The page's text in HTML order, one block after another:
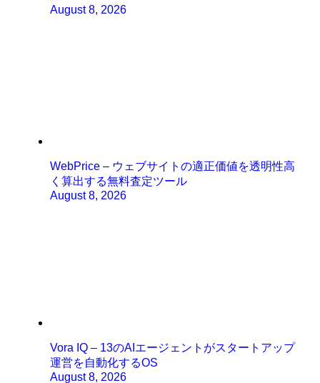
August 8, 2026
WebPrice – ウェブサイトの適正価値を透明性高
く算出する無料査定ツール
August 8, 2026
Vora IQ – 13のAIエージェントがスタートアップ
運営を自動化するOS
August 8, 2026